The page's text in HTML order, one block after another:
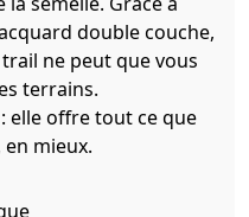
double couche,
ne peut que vous
terrains.
elle offre tout ce que
mieux.